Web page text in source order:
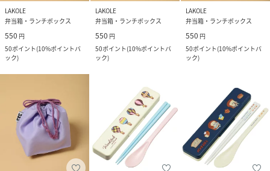
LAKOLE
弁当箱・ランチボックス
550 円
50ポイント(10%ポイントバ
ック)
LAKOLE
弁当箱・ランチボックス
550 円
50ポイント(10%ポイントバ
ック)
LAKOLE
弁当箱・ランチボックス
550 円
50ポイント(10%ポイントバ
ック)